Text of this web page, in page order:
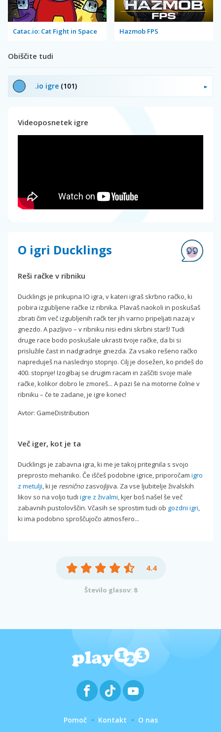
Catac.io: Cat Fight in Space Hazmob FPS
Obiščite tudi
.io igre (101)
Videoposnetek igre
O igri Ducklings
Reši račke v ribniku
Ducklings je prikupna IO igra, v kateri igraš skrbno račko, ki
pobira izgubljene račke iz ribnika. Plavaš naokoli in poskušaš
zbrati čim več izgubljenih račk ter jih varno pripeljati nazaj v
gnezdo. A pazljivo – v ribniku nisi edini skrbni starš! Tudi
druge race bodo poskušale ukrasti tvoje račke, da bi si
prislužile čast in nadgradnje gnezda. Za vsako rešeno račko
napreduješ na naslednjo stopnjo. Cilj je dosežen, ko prideš do
400. stopnje! Izogibaj se drugim racam in zaščiti svoje male
račke, kolikor dobro le zmoreš... A pazi še na motorne čolne v
ribniku – če te zadane, je igre konec!
Avtor: GameDistribution
Več iger, kot je ta
Ducklings je zabavna igra, ki me je takoj pritegnila s svojo
preprosto mehaniko. Če iščeš podobne igrice, priporočam igro
z metulji, ki je resnično zasvojljiva. Za vse ljubitelje živalskih
likov so na voljo tudi igre z živalmi, kjer boš našel še več
zabavnih pustolovščin. Včasih se sprostim tudi ob gozdni igri,
ki ima podobno sproščujočo atmosfero...
4.4
Število glasov: 8
Pomoč Kontakt O nas